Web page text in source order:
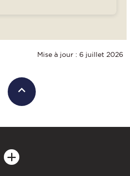
Mise à jour : 6 juillet 2026